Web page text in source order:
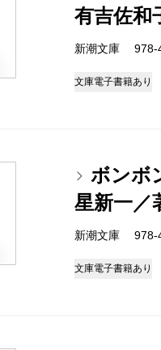
有吉佐和
新潮文庫
文庫電子書籍あり
ボンボ
星新一／
新潮文庫
文庫電子書籍あり